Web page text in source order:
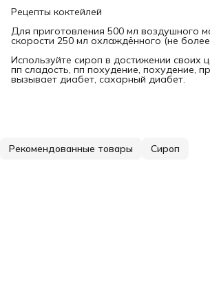
Рецепты коктейлей
Для приготовления 500 мл воздушного
скорости 250 мл охлаждённого (не
Используйте сироп в достижении своих
пп сладость, пп похудение, похудение,
вызывает диабет, сахарный диабет.
Рекомендованные товары Сироп